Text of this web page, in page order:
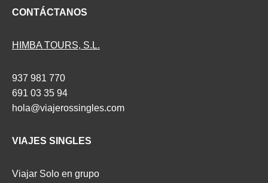
CONTÁCTANOS
HIMBA TOURS, S.L.
937 981 770
691 03 35 94
hola@viajerossingles.com
VIAJES SINGLES
Viajar Solo en grupo